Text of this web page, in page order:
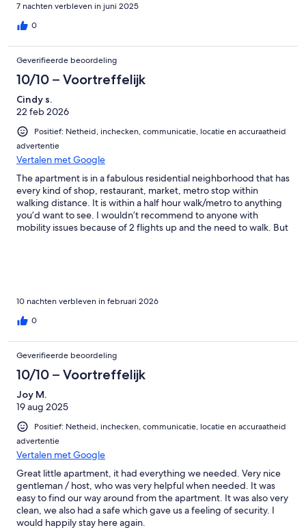
7 nachten verbleven in juni 2025
0
Geverifieerde beoordeling
10/10 – Voortreffelijk
Cindy s.
22 feb 2026
Positief: Netheid, inchecken, communicatie, locatie en accuraatheid
advertentie
Vertalen met Google
The apartment is in a fabulous residential neighborhood that has
every kind of shop, restaurant, market, metro stop within
walking distance. It is within a half hour walk/metro to anything
you’d want to see. I wouldn’t recommend to anyone with
mobility issues because of 2 flights up and the need to walk. But
10 nachten verbleven in februari 2026
0
Geverifieerde beoordeling
10/10 – Voortreffelijk
Joy M.
19 aug 2025
Positief: Netheid, inchecken, communicatie, locatie en accuraatheid
advertentie
Vertalen met Google
Great little apartment, it had everything we needed. Very nice
gentleman / host, who was very helpful when needed. It was
easy to find our way around from the apartment. It was also very
clean, we also had a safe which gave us a feeling of security. I
would happily stay here again.